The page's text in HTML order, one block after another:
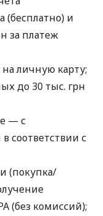
(бесплатно) и
за платеж
личную карту;
до 30 тыс. грн
— с
соответствии с
(покупка/
(без комиссий);